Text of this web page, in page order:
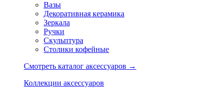
Вазы
Декоративная керамика
Зеркала
Ручки
Скульптура
Столики кофейные
Смотреть каталог аксессуаров →
Коллекции аксессуаров